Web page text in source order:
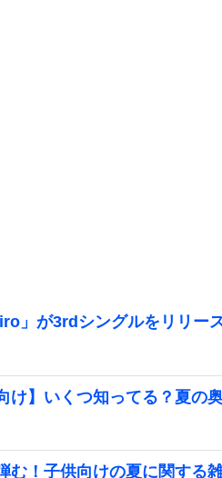
」が3rdシングルをリリー
け】いくつ知ってる？夏の
む！子供向けの夏に関する